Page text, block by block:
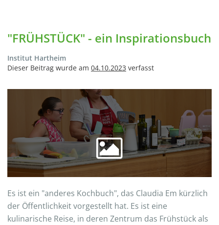
"FRÜHSTÜCK" - ein Inspirationsbuch
Institut Hartheim
Dieser Beitrag wurde am 04.10.2023 verfasst
Es ist ein "anderes Kochbuch", das Claudia Em kürzlich
der Öffentlichkeit vorgestellt hat. Es ist eine
kulinarische Reise, in deren Zentrum das Frühstück als